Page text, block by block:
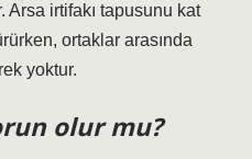
irtifakı tapusunu kat
ortaklar arasında
yoktur.
olur mu?